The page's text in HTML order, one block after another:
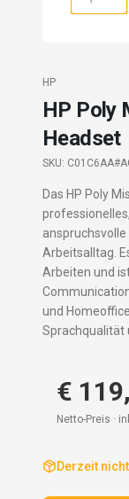
HP
HP Poly
Headset
SKU:
Das HP Poly
Arbeitsalltag.
Arbeiten und
und
Sprachqualität
€
Netto-Preis ·
Derzeit